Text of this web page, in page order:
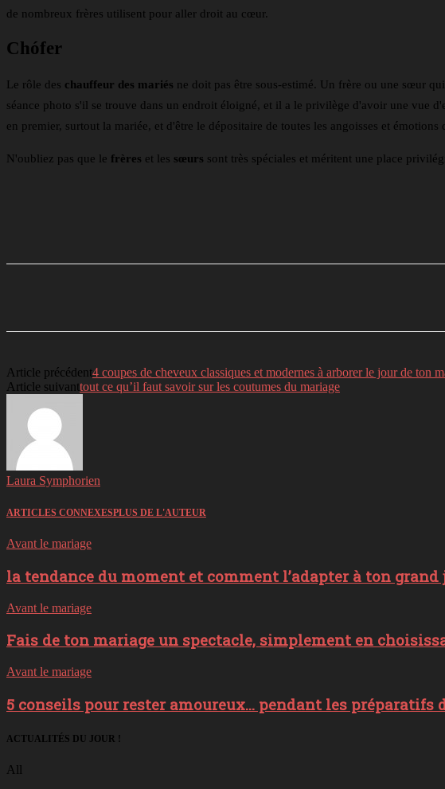
de nombreux frères utilisent pour aller droit au cœur.
Chófer
Le rôle des chauffeur des mariés ne doit pas être sous-estimé. Un frère ou une sœur
séance photo s'il se trouve dans un endroit éloigné, et il a le privilège d'avoir une vue
en premier, surtout la mariée, et d'être le dépositaire de toutes les angoisses et émotions
N'oubliez pas que le frères et les sœurs sont très spéciales et méritent une place
Article précédent4 coupes de cheveux classiques et modernes à arborer le jour de ton
Article suivanttout ce qu’il faut savoir sur les coutumes du mariage
Laura Symphorien
ARTICLES CONNEXESPLUS DE L'AUTEUR
Avant le mariage
la tendance du moment et comment l’adapter à ton grand
Avant le mariage
Fais de ton mariage un spectacle, simplement en
Avant le mariage
5 conseils pour rester amoureux… pendant les préparatifs
ACTUALITÉS DU JOUR !
All